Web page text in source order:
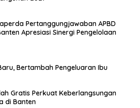
Pertanggungjawaban APBD
Apresiasi Sinergi Pengelolaan
Bertambah Pengeluaran Ibu
Gratis Perkuat Keberlangsungan
di Banten